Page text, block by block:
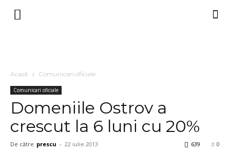
Acasă Comunicari oficiale
Comunicari oficiale
Domeniile Ostrov a
crescut la 6 luni cu 20%
De către prescu - 22 iulie 2013 0
639